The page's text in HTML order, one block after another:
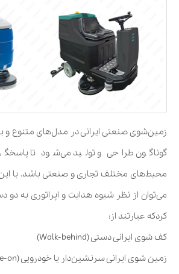
زمین‌شوی صنعتی ایرانی در مدل‌های متنوع و
گوناگون طراحی و تولید می‌شود تا
محیط‌های مختلف تجاری و صنعتی باشد. با این
می‌توان از نظر شیوه هدایت و اپراتوری به
کردکه عبارتند از:
کف شوی ایرانی دستی (Walk-behind)
زمین شوی ایرانی سرنشین‌دار یا خودرویی (Ride-on)